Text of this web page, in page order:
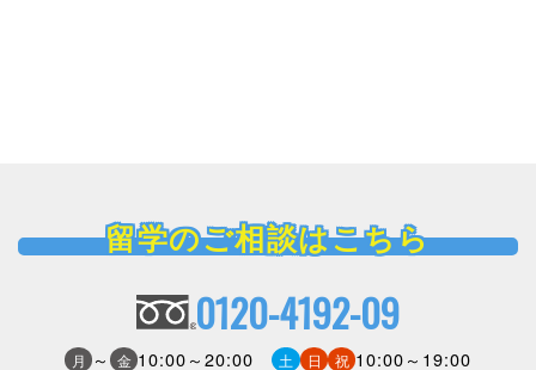
留学のご相談はこちら
0120-4192-09
月 ～ 金 10:00～20:00 土 日 祝 10:00～19:00